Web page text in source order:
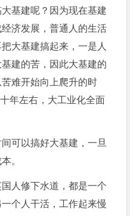
基建呢？因为现在基建
济发展，普通人的生活
大基建搞起来，一是人
建的苦，因此大基建的
难开始向上爬升的时
年左右，大工业化全面
可以搞好大基建，一旦
。
人修下水道，都是一个
个人干活，工作起来慢